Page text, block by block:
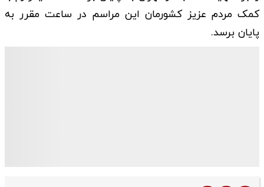
کمک مردم عزیز کشورمان این مراسم در ساعت مقرر به
پایان برسد.